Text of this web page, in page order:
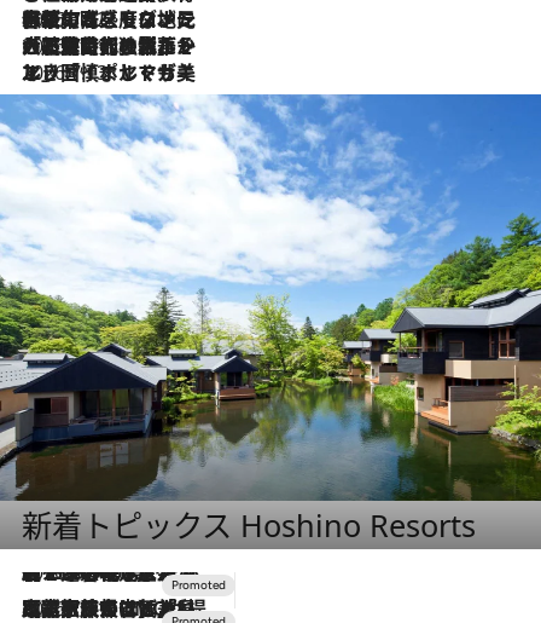
2026.7.22
伝統の味をモダンに昇華。高感度な地元客が集う、リスボンの最旬ガストロノミー
2026.7.21
大航海時代の栄華から、震災、独裁、そして革命へ。ポルトガル・首都リスボンの石畳に刻まれた「歴史の光と影」
2026.7.13
エッセイ・ヤマザキマリ「慎ましくも美しき国 ポルトガル」
新着トピックス Hoshino Resorts
2026.8.7
【トンボの足水浴】ヒノキの香りに包まれて涼感マックス！約13℃の湧水かけ流しを避暑地「星野温泉 トンボの湯」で体験
2026.7.31
【ホテル帰省】という選択肢をOMOが提案。家族とほどよい距離を保つには「昼は実家、夜は気兼ねなくホテルで！」